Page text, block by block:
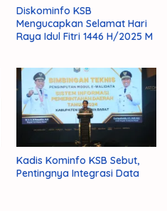
Diskominfo KSB
Mengucapkan Selamat Hari
Raya Idul Fitri 1446 H/2025 M
Kadis Kominfo KSB Sebut,
Pentingnya Integrasi Data